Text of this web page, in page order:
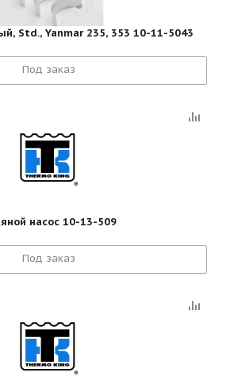
Std., Yanmar 235, 353 10-11-5043
Под заказ
насос 10-13-509
Под заказ